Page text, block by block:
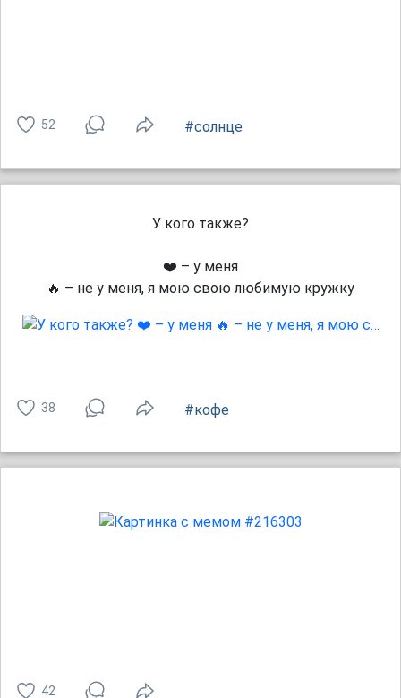
52 #солнце
У кого также?
❤️ – у меня
🔥 – не у меня, я мою свою любимую кружку
38 #кофе
42